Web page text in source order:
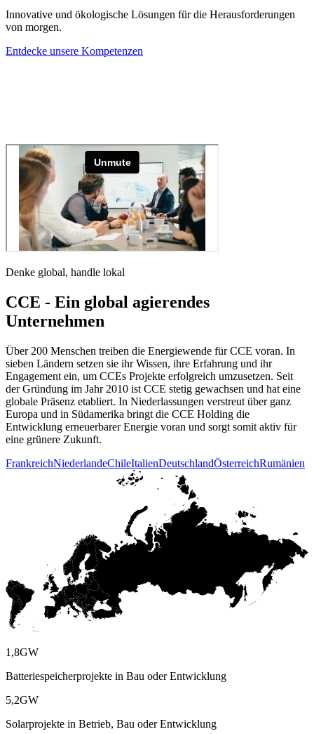
Innovative und ökologische Lösungen für die Herausforderungen
von morgen.
Entdecke unsere Kompetenzen
Denke global, handle lokal
CCE - Ein global agierendes
Unternehmen
Über 200 Menschen treiben die Energiewende für CCE voran. In
sieben Ländern setzen sie ihr Wissen, ihre Erfahrung und ihr
Engagement ein, um CCEs Projekte erfolgreich umzusetzen. Seit
der Gründung im Jahr 2010 ist CCE stetig gewachsen und hat eine
globale Präsenz etabliert. In Niederlassungen verstreut über ganz
Europa und in Südamerika bringt die CCE Holding die
Entwicklung erneuerbarer Energie voran und sorgt somit aktiv für
eine grünere Zukunft.
FrankreichNiederlandeChileItalienDeutschlandÖsterreichRumänien
1,8GW
Batteriespeicherprojekte in Bau oder Entwicklung
5,2GW
Solarprojekte in Betrieb, Bau oder Entwicklung